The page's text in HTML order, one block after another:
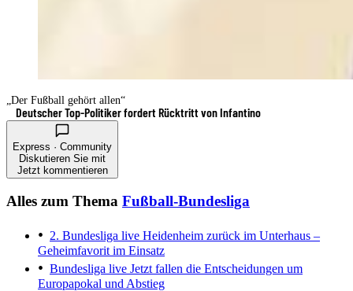
„Der Fußball gehört allen“
Deutscher Top-Politiker fordert Rücktritt von Infantino
Express · Community
Diskutieren Sie mit
Jetzt kommentieren
Alles zum Thema Fußball-Bundesliga
2. Bundesliga live Heidenheim zurück im Unterhaus –
Geheimfavorit im Einsatz
Bundesliga live Jetzt fallen die Entscheidungen um
Europapokal und Abstieg